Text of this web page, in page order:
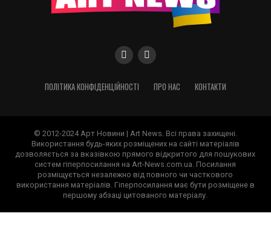
ПОЛІТИКА КОНФІДЕНЦІЙНОСТІ ПРО НАС КОНТАКТИ
© 2012-2024 Арт Новини | Art News. Всі права захищені.
Використання будь-яких розміщених на сайті матеріалів
дозволяється за вказівкою прямого відкритого для пошукових
систем гіперпосилання на Art-News.com.ua. Посилання
розміщується незалежно від повного чи часткового
використання матеріалів. Гіперпосилання має бути розміщене в
першому абзаці цитованого матеріалу.